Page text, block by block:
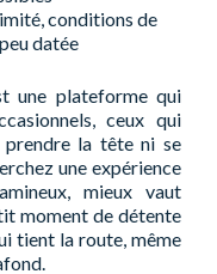
conditions de
datée
une plateforme qui
ceux qui
la tête ni se
une expérience
mieux vaut
moment de détente
tient la route, même